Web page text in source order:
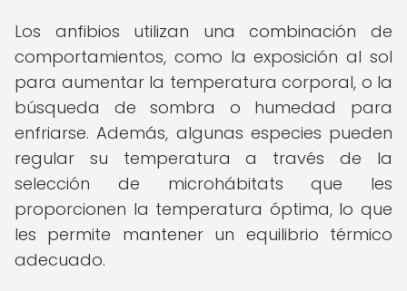
Los anfibios utilizan una combinación de
comportamientos, como la exposición al sol
para aumentar la temperatura corporal, o la
búsqueda de sombra o humedad para
enfriarse. Además, algunas especies pueden
regular su temperatura a través de la
selección de microhábitats que les
proporcionen la temperatura óptima, lo que
les permite mantener un equilibrio térmico
adecuado.